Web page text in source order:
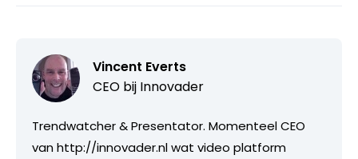
Vincent Everts
CEO bij Innovader
Trendwatcher & Presentator. Momenteel CEO
van http://innovader.nl wat video platform